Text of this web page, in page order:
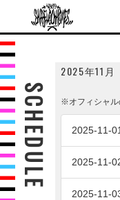
SCHEDULE
2025年11月
※オフィシャル
2025-11-01
2025-11-
2025-11-